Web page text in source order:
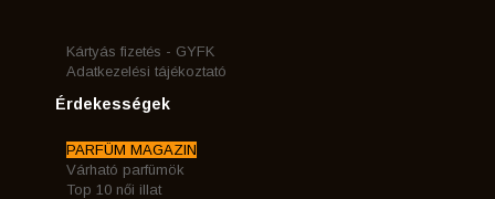
Kártyás fizetés - GYFK
Adatkezelési tájékoztató
Érdekességek
PARFÜM MAGAZIN
Várható parfümök
Top 10 női illat